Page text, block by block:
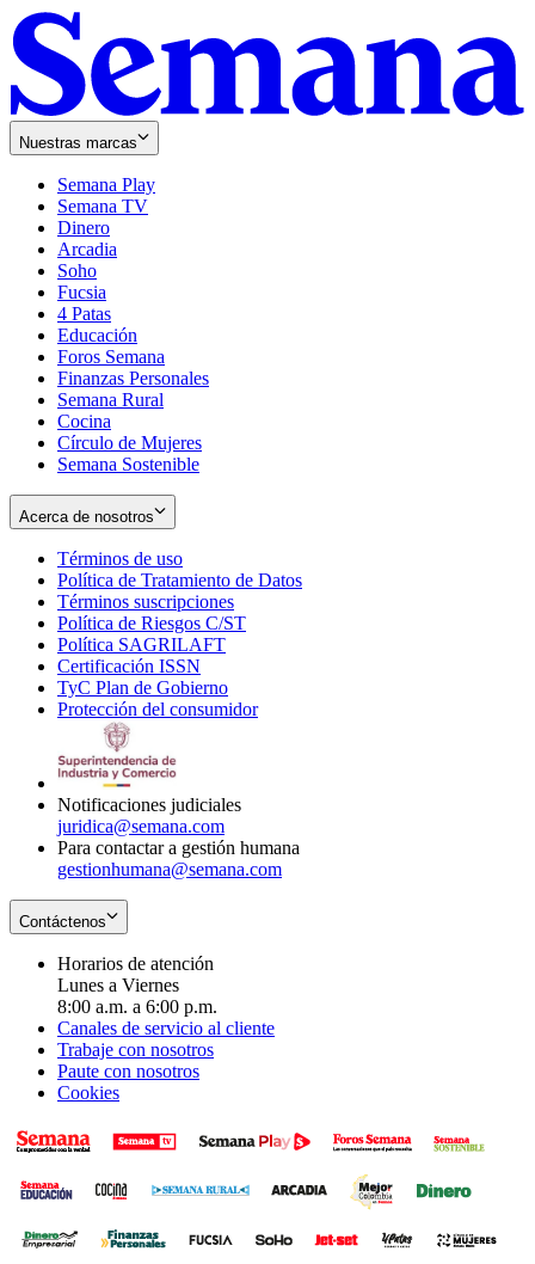
Nuestras marcas
Semana Play
Semana TV
Dinero
Arcadia
Soho
in
new
window
Fucsia
in
new
window
4 Patas
Educación
Foros Semana
Finanzas Personales
Semana Rural
Cocina
Círculo de Mujeres
Semana Sostenible
Acerca de nosotros
Términos de uso
in
new
window
Política de Tratamiento de Datos
Términos suscripciones
in
Política de Riesgos C/ST
Política SAGRILAFT
new
window
Certificación ISSN
in
new
TyC Plan de Gobierno
in
Protección del consumidorOpens
Notificaciones judiciales
juridica@semana.com
Para contactar a gestión humana
gestionhumana@semana.com
Contáctenos
Horarios de atención
Lunes a Viernes
8:00 a.m. a 6:00 p.m.
Canales de servicio al cliente
Trabaje con nosotros
Paute con nosotros
Cookies